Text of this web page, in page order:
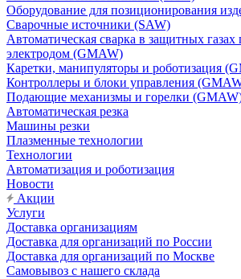
Оборудование для позиционирования
Сварочные источники (SAW)
Автоматическая сварка в защитных
электродом (GMAW)
Каретки, манипуляторы и роботизация
Контроллеры и блоки управления
Подающие механизмы и горелки
Автоматическая резка
Машины резки
Плазменные технологии
Технологии
Автоматизация и роботизация
Новости
Акции
Услуги
Доставка организациям
Доставка для организаций по России
Доставка для организаций по Москве
Самовывоз с нашего склада